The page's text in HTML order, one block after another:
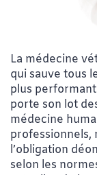
La médecine
qui sauve tous
plus
porte son lot
médecine
professionnels,
l’obligation
selon les